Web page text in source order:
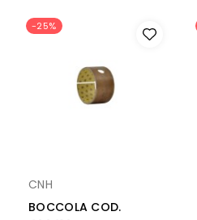
-25%
CNH
BOCCOLA COD.